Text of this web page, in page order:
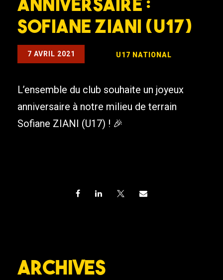
Sofiane ZIANI (U17)
7 AVRIL 2021 U17 NATIONAL
L’ensemble du club souhaite un joyeux
anniversaire à notre milieu de terrain
Sofiane ZIANI (U17) ! 🎉
Archives